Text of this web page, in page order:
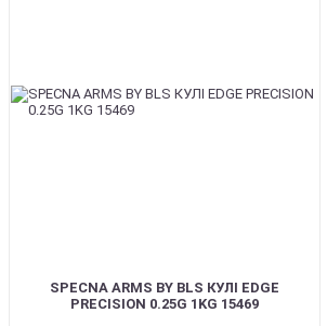
SPECNA ARMS BY BLS КУЛІ EDGE
PRECISION 0.25G 1KG 15469